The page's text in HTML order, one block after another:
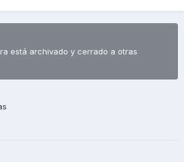
está archivado y cerrado a otras